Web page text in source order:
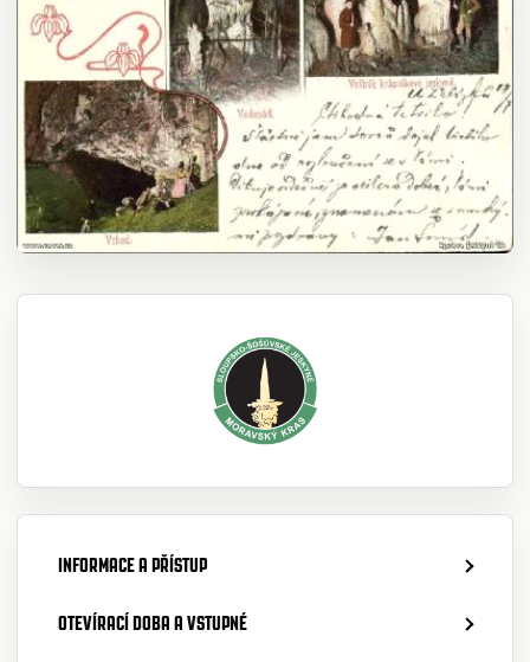
INFORMACE A PŘÍSTUP
OTEVÍRACÍ DOBA A VSTUPNÉ